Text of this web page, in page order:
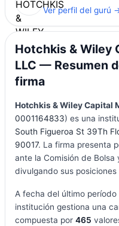
Ver perfil del gurú
Hotchkis & Wiley
LLC — Resumen
firma
Hotchkis & Wiley Capital
0001164833) es una
South Figueroa St 39Th
90017. La firma presenta
ante la Comisión de Bolsa
divulgando sus
A fecha del último
institución gestiona una
compuesta por 465